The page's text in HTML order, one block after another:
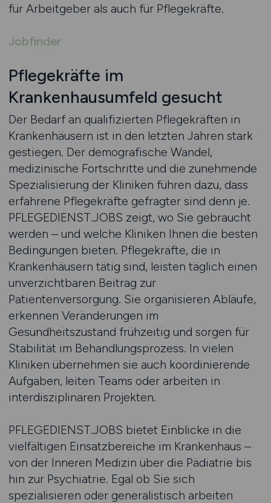
für Arbeitgeber als auch für Pflegekräfte.
Jobfinder
Pflegekräfte im
Krankenhausumfeld gesucht
Der Bedarf an qualifizierten Pflegekräften in
Krankenhäusern ist in den letzten Jahren stark
gestiegen. Der demografische Wandel,
medizinische Fortschritte und die zunehmende
Spezialisierung der Kliniken führen dazu, dass
erfahrene Pflegekräfte gefragter sind denn je.
PFLEGEDIENST.JOBS zeigt, wo Sie gebraucht
werden – und welche Kliniken Ihnen die besten
Bedingungen bieten. Pflegekräfte, die in
Krankenhäusern tätig sind, leisten täglich einen
unverzichtbaren Beitrag zur
Patientenversorgung. Sie organisieren Abläufe,
erkennen Veränderungen im
Gesundheitszustand frühzeitig und sorgen für
Stabilität im Behandlungsprozess. In vielen
Kliniken übernehmen sie auch koordinierende
Aufgaben, leiten Teams oder arbeiten in
interdisziplinären Projekten.
PFLEGEDIENST.JOBS bietet Einblicke in die
vielfältigen Einsatzbereiche im Krankenhaus –
von der Inneren Medizin über die Pädiatrie bis
hin zur Psychiatrie. Egal ob Sie sich
spezialisieren oder generalistisch arbeiten